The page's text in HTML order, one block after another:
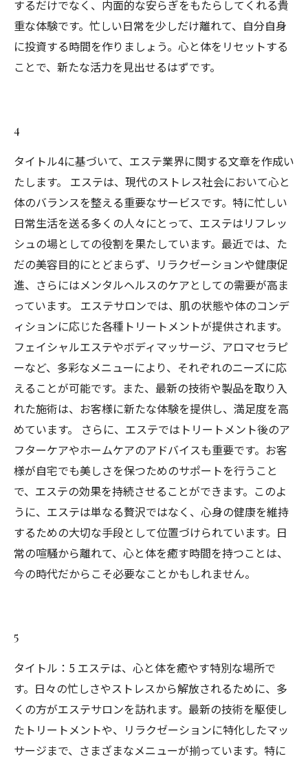
するだけでなく、内面的な安らぎをもたらしてくれる貴
重な体験です。忙しい日常を少しだけ離れて、自分自身
に投資する時間を作りましょう。心と体をリセットする
ことで、新たな活力を見出せるはずです。
4
タイトル4に基づいて、エステ業界に関する文章を作成い
たします。 エステは、現代のストレス社会において心と
体のバランスを整える重要なサービスです。特に忙しい
日常生活を送る多くの人々にとって、エステはリフレッ
シュの場としての役割を果たしています。最近では、た
だの美容目的にとどまらず、リラクゼーションや健康促
進、さらにはメンタルヘルスのケアとしての需要が高ま
っています。 エステサロンでは、肌の状態や体のコンデ
ィションに応じた各種トリートメントが提供されます。
フェイシャルエステやボディマッサージ、アロマセラピ
ーなど、多彩なメニューにより、それぞれのニーズに応
えることが可能です。また、最新の技術や製品を取り入
れた施術は、お客様に新たな体験を提供し、満足度を高
めています。 さらに、エステではトリートメント後のア
フターケアやホームケアのアドバイスも重要です。お客
様が自宅でも美しさを保つためのサポートを行うこと
で、エステの効果を持続させることができます。このよ
うに、エステは単なる贅沢ではなく、心身の健康を維持
するための大切な手段として位置づけられています。日
常の喧騒から離れて、心と体を癒す時間を持つことは、
今の時代だからこそ必要なことかもしれません。
5
タイトル：5 エステは、心と体を癒やす特別な場所で
す。日々の忙しさやストレスから解放されるために、多
くの方がエステサロンを訪れます。最新の技術を駆使し
たトリートメントや、リラクゼーションに特化したマッ
サージまで、さまざまなメニューが揃っています。特に